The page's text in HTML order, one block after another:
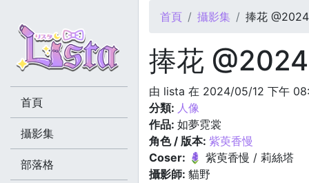
您在這裡
首頁 攝影集 捧花
捧花
由 lista 在 2024/05/12 下午
分類: 人像
作品: 如夢霓裳
角色 / 版本: 紫萸香慢
Coser: 🪻 紫萸香慢 / 莉絲塔
攝影師: 貓野
首頁
攝影集
部落格